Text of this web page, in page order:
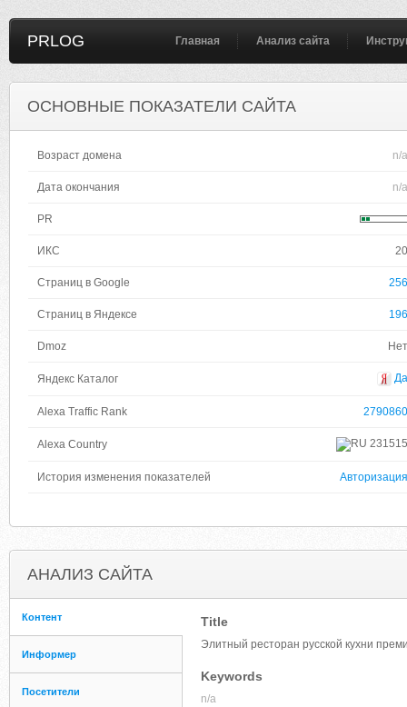
PRLOG Главная Анализ сайта
ОСНОВНЫЕ ПОКАЗАТЕЛИ САЙТА
Возраст домена n/a
Дата окончания n/a
PR
ИКС 20
Страниц в Google 256
Страниц в Яндексе 196
Dmoz Нет
Яндекс Каталог Да
Alexa Traffic Rank 2790860
Alexa Country 231515
История изменения показателей Авторизация
АНАЛИЗ САЙТА
Контент
Информер
Посетители
Title
Элитный ресторан русской кухни
Keywords
n/a